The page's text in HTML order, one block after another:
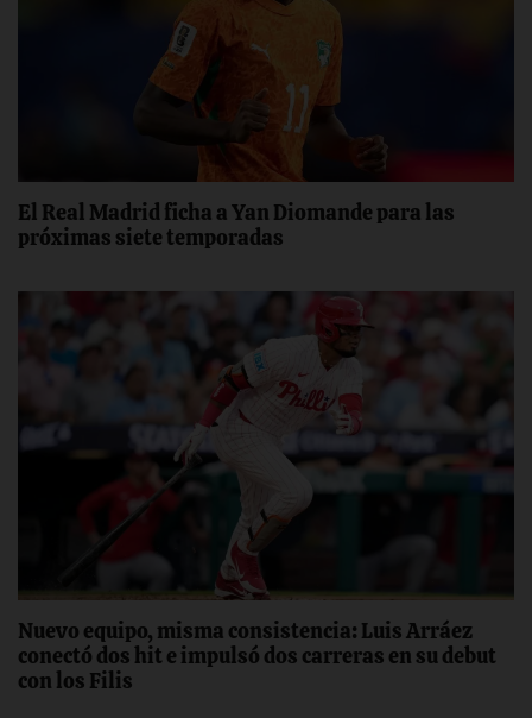
El Real Madrid ficha a Yan Diomande para las
próximas siete temporadas
Nuevo equipo, misma consistencia: Luis Arráez
conectó dos hit e impulsó dos carreras en su debut
con los Filis